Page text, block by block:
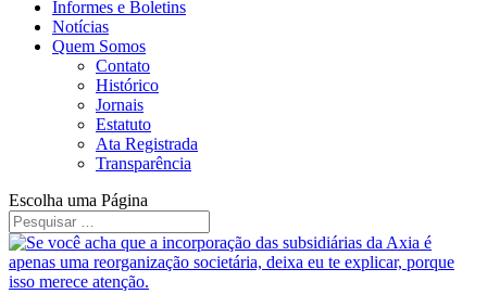
Informes e Boletins
Notícias
Quem Somos
Contato
Histórico
Jornais
Estatuto
Ata Registrada
Transparência
Escolha uma Página